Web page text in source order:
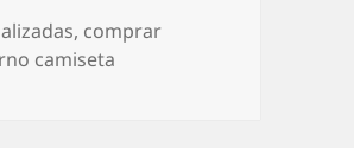
, comprar
camiseta